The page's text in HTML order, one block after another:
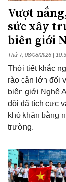
Vượt
sức xây
biên giới
Thứ 7, 08/08/2026 |
Thời tiết khắc
rào cản lớn đối
biên giới Nghệ
đội đã tích cực
khó khăn bằng
trường.